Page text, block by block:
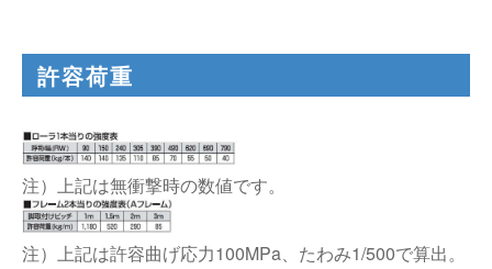
許容荷重
注）上記は無衝撃時の数値です。
注）上記は許容曲げ応力100MPa、たわみ1/500で算出。